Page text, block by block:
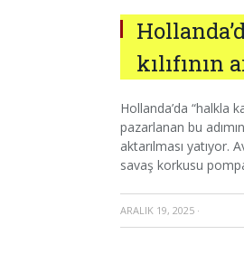
kılıfının
Hollanda’da “halkla
pazarlanan bu
aktarılması yatıyor.
savaş korkusu
ARALIK 19, 2025 ·